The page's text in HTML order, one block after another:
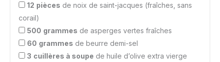
12 pièces de noix de saint-jacques (fraîches, sans
corail)
500 grammes de asperges vertes fraîches
60 grammes de beurre demi-sel
3 cuillères à soupe de huile d’olive extra vierge